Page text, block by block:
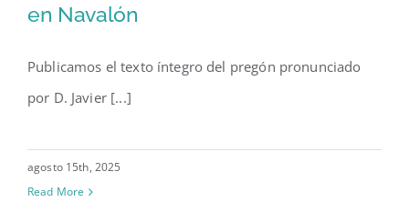
las fiestas del Santísimo Cristo
de la Fe en Navalón
en Navalón
Publicamos el texto íntegro del pregón pronunciado
por D. Javier [...]
agosto 15th, 2025
Read More